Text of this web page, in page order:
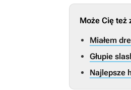
Może Cię też
Miałem
Głupie
Najlepsze